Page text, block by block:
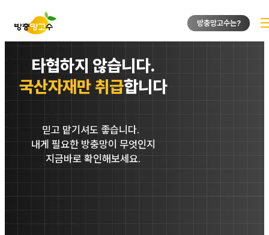
방충망고수는?
타협하지 않습니다.
국산자재만 취급합니다
믿고 맡기셔도 좋습니다.
내게 필요한 방충망이 무엇인지
지금바로 확인해보세요.